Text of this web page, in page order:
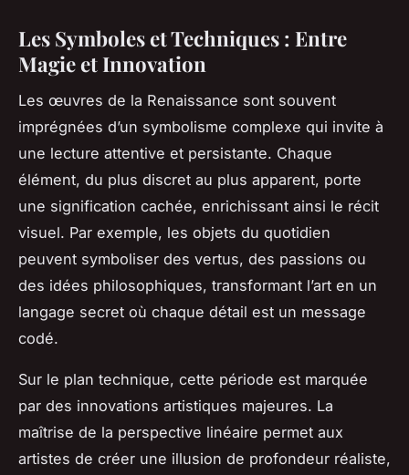
Les Symboles et Techniques : Entre
Magie et Innovation
Les œuvres de la Renaissance sont souvent
imprégnées d’un symbolisme complexe qui invite à
une lecture attentive et persistante. Chaque
élément, du plus discret au plus apparent, porte
une signification cachée, enrichissant ainsi le récit
visuel. Par exemple, les objets du quotidien
peuvent symboliser des vertus, des passions ou
des idées philosophiques, transformant l’art en un
langage secret où chaque détail est un message
codé.
Sur le plan technique, cette période est marquée
par des innovations artistiques majeures. La
maîtrise de la perspective linéaire permet aux
artistes de créer une illusion de profondeur réaliste,